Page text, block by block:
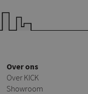
Over ons
Over KICK
Showroom